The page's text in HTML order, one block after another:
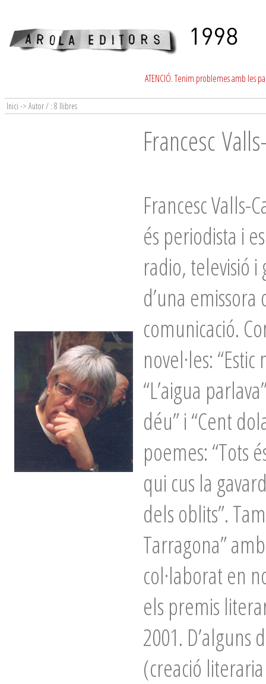
ATENCIÓ. Tenim problemes amb les
Inici -> Autor / : 8 llibres
Francesc
Francesc Valls-
és periodista i
radio, televisió
d’una
comunicació.
novel·les:
“L’aigua
déu” i “Cent
poemes: “Tots
qui cus la
dels oblits”.
Tarragona”
col·laborat en
els premis
2001. D’alguns
(creació